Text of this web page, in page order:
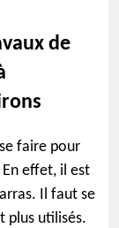
de
faire pour
effet, il est
Il faut se
plus utilisés.